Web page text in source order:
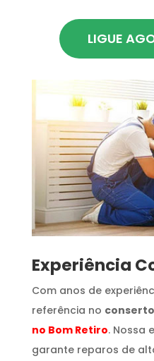
LIGUE
​Experiência
Com anos de
referência no
no Bom Retiro. Nossa
garante reparos de